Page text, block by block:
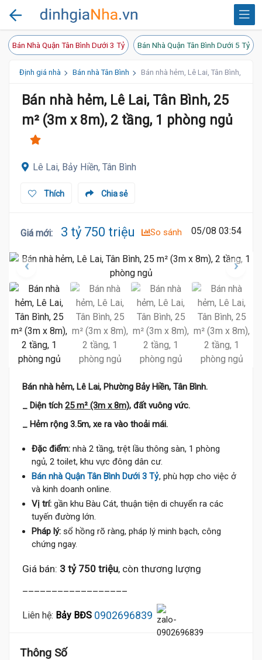
Bán Nhà Quận Tân Bình Dưới 3 Tỷ Bán Nhà Quận Tân Bình Dưới 5 Tỷ
Định giá nhà Bán nhà Tân Bình Bán nhà hẻm, Lê Lai, Tân Bình, 25
Bán nhà hẻm, Lê Lai, Tân Bình, 25
m² (3m x 8m), 2 tầng, 1 phòng ngủ
Lê Lai, Bảy Hiền, Tân Bình
Chia sẻ
Thích
Giá mới: 3 tỷ 750 triệu So sánh 05/08 03:54
Bán nhà hẻm, Lê Lai, Phường Bảy Hiền, Tân Bình.
_ Diện tích 25 m² (3m x 8m), đất vuông vức.
_ Hẻm rộng 3.5m, xe ra vào thoải mái.
Đặc điểm: nhà 2 tầng, trệt lầu thông sàn, 1 phòng
ngủ, 2 toilet, khu vực đông dân cư.
Bán nhà Quận Tân Bình Dưới 3 Tỷ, phù hợp cho việc ở
và kinh doanh online.
Vị trí: gần khu Bàu Cát, thuận tiện di chuyển ra các
tuyến đường lớn.
Pháp lý: sổ hồng rõ ràng, pháp lý minh bạch, công
chứng ngay.
Giá bán: 3 tỷ 750 triệu, còn thương lượng
Liên hệ: Bảy BĐS 0902696839
Thông Số